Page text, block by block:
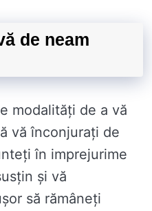
de neam
modalități de a vă
vă înconjurați de
în imprejurime
și vă
să rămâneți